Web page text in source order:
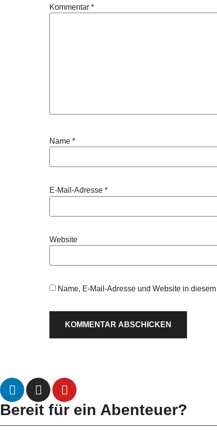
Kommentar *
Name *
E-Mail-Adresse *
Website
Name, E-Mail-Adresse und Website in
Bereit für ein Abenteuer?